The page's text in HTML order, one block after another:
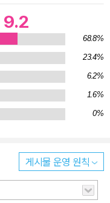
여정을 담았다. 실크로
그 동쪽 3분의 1에 달하는
는 답삿길이다. 불교가
한족과 유목민족들의 투
(關中平原)은 섬서성 서
네 개의 관문으로 둘러
러 나라가 이곳에 도읍을
해왔다. 오랜 역사만큼
, 이릉과 사마천, 이백과
9.2
68.8%
23.4%
6.2%
1.6%
0%
게시물 운영 원칙